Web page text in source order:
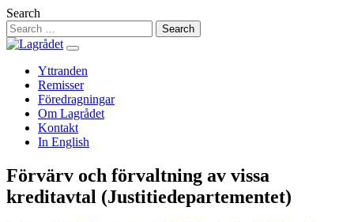
Hoppa
till
innehåll
Search
Yttranden
Remisser
Föredragningar
Om Lagrådet
Kontakt
In English
Förvärv och förvaltning av vissa
kreditavtal (Justitiedepartementet)